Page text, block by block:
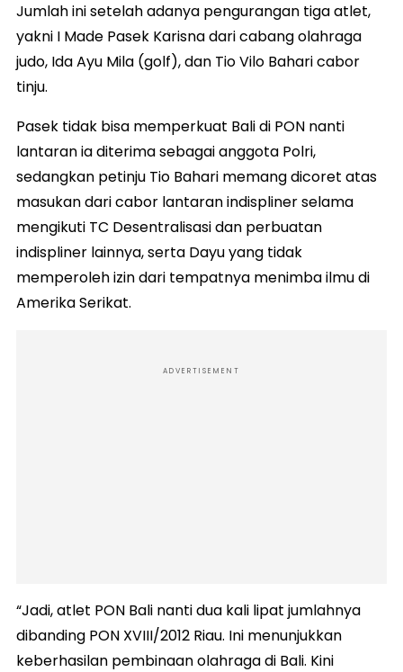
Jumlah ini setelah adanya pengurangan tiga atlet,
yakni I Made Pasek Karisna dari cabang olahraga
judo, Ida Ayu Mila (golf), dan Tio Vilo Bahari cabor
tinju.
Pasek tidak bisa memperkuat Bali di PON nanti
lantaran ia diterima sebagai anggota Polri,
sedangkan petinju Tio Bahari memang dicoret atas
masukan dari cabor lantaran indispliner selama
mengikuti TC Desentralisasi dan perbuatan
indispliner lainnya, serta Dayu yang tidak
memperoleh izin dari tempatnya menimba ilmu di
Amerika Serikat.
ADVERTISEMENT
“Jadi, atlet PON Bali nanti dua kali lipat jumlahnya
dibanding PON XVIII/2012 Riau. Ini menunjukkan
keberhasilan pembinaan olahraga di Bali. Kini